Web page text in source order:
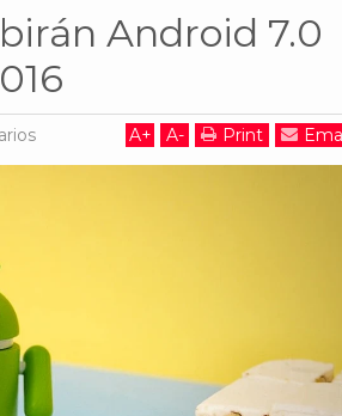
Android 7.0
A+ A- Print